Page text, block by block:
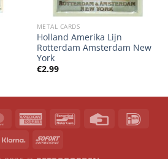
METAL CARDS
Holland Amerika Lijn
Rotterdam Amsterdam New
York
€2.99